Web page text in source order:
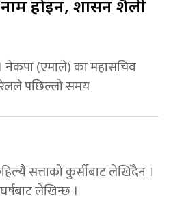
होइन, शासन शैली
नेकपा (एमाले) का महासचिव
पछिल्लो समय
सत्ताको कुर्सीबाट लेखिँदैन ।
लेखिन्छ ।